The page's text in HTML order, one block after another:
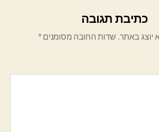
כתיבת תגובה
יוצג באתר. שדות החובה מסומנים*